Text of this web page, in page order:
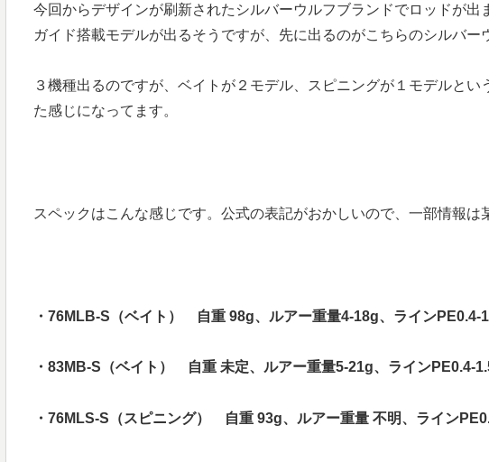
今回からデザインが刷新されたシルバーウルフブランドでロッドが
ガイド搭載モデルが出るそうですが、先に出るのがこちらのシルバー
３機種出るのですが、ベイトが２モデル、スピニングが１モデルと
た感じになってます。
スペックはこんな感じです。公式の表記がおかしいので、一部情報は
・76MLB-S（ベイト） 自重 98g、ルアー重量4-18g、ラインPE0.4-
・83MB-S（ベイト） 自重 未定、ルアー重量5-21g、ラインPE0.4-
・76MLS-S（スピニング） 自重 93g、ルアー重量 不明、ライン